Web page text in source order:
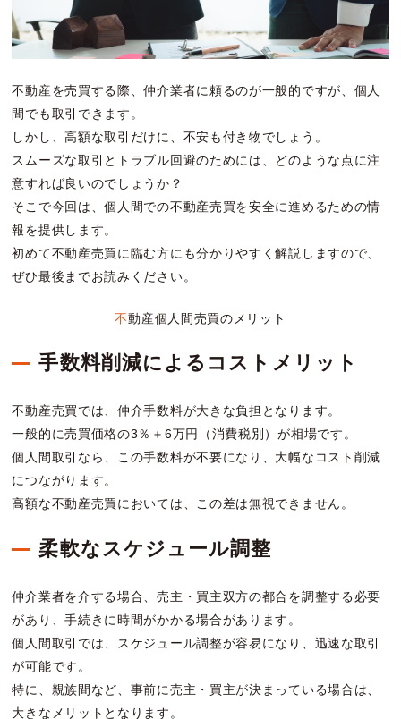
不動産を売買する際、仲介業者に頼るのが一般的ですが、個人
間でも取引できます。
しかし、高額な取引だけに、不安も付き物でしょう。
スムーズな取引とトラブル回避のためには、どのような点に注
意すれば良いのでしょうか？
そこで今回は、個人間での不動産売買を安全に進めるための情
報を提供します。
初めて不動産売買に臨む方にも分かりやすく解説しますので、
ぜひ最後までお読みください。
不動産個人間売買のメリット
手数料削減によるコストメリット
不動産売買では、仲介手数料が大きな負担となります。
一般的に売買価格の3％＋6万円（消費税別）が相場です。
個人間取引なら、この手数料が不要になり、大幅なコスト削減
につながります。
高額な不動産売買においては、この差は無視できません。
柔軟なスケジュール調整
仲介業者を介する場合、売主・買主双方の都合を調整する必要
があり、手続きに時間がかかる場合があります。
個人間取引では、スケジュール調整が容易になり、迅速な取引
が可能です。
特に、親族間など、事前に売主・買主が決まっている場合は、
大きなメリットとなります。